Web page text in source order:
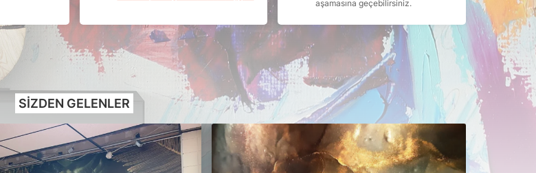
aşamasına geçebilirsiniz.
SIZDEN GELENLER